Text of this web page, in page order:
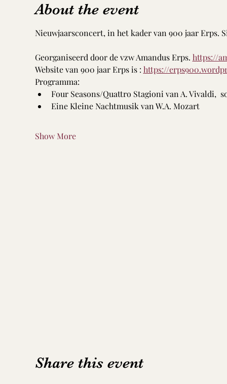
About the event
Nieuwjaarsconcert, in het kader van 900 jaar
Georganiseerd door de vzw Amandus Erps. https://
Website van 900 jaar Erps is : https://
Programma:
Four Seasons/Quattro Stagioni van A. Vivaldi,
Eine Kleine Nachtmusik van W.A. Mozart
Show More
Share this event